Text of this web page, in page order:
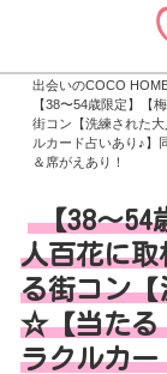
出会いのCOCO
【38〜54歳限定】【
街コン【洗練された
ルカード占いあり♪】
＆席がえあり！
【38〜54
人百花に取
る街コン【
☆【当たる
ラクルカ